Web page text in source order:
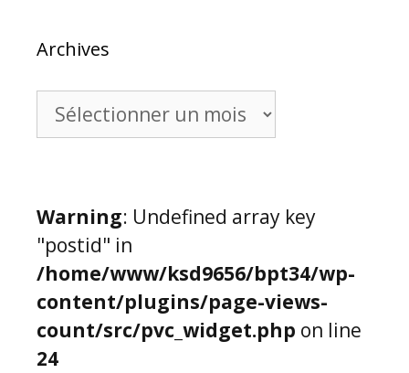
Archives
Warning: Undefined array key
"postid" in
/home/www/ksd9656/bpt34/wp-
content/plugins/page-views-
count/src/pvc_widget.php on line
24